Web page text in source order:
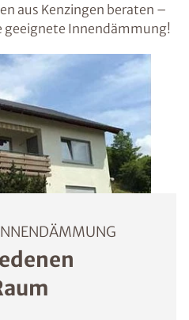
aus Kenzingen beraten –
geeignete Innendämmung!